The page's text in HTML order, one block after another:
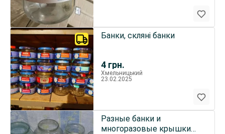
4 грн.
Банки, скляні банки
Хмельницький
23.02.2025
Разные банки и
многоразовые крышки